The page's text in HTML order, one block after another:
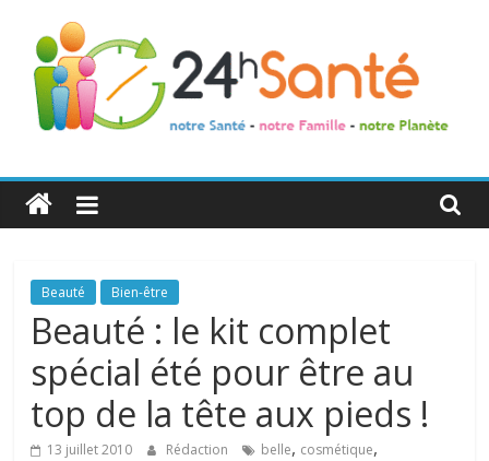
24h
Santé
La
santé
toute
famille
Beauté Bien-être
Beauté : le kit complet
spécial été pour être au
top de la tête aux pieds !
13 juillet 2010 Rédaction belle, cosmétique,